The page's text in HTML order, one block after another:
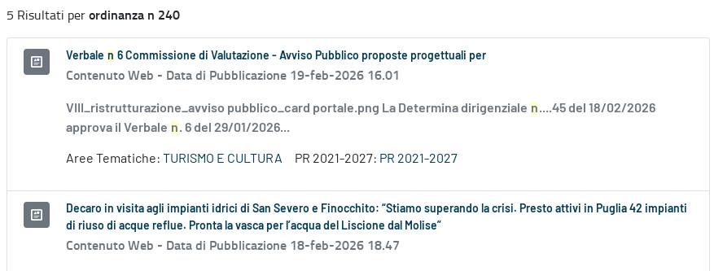
5 Risultati perordinanza n 240
Verbale n 6 Commissione di Valutazione - Avviso Pubblico proposte progettuali per
Contenuto Web - Data di Pubblicazione 19-feb-2026 16.01
VIII_ristrutturazione_avviso pubblico_card portale.png La Determina dirigenziale n....45 del 18/02/2026
approva il Verbale n. 6 del 29/01/2026...
Aree Tematiche: TURISMO E CULTURA PR 2021-2027: PR 2021-2027
Decaro in visita agli impianti idrici di San Severo e Finocchito: “Stiamo superando la crisi. Presto attivi in Puglia 42 impianti
di riuso di acque reflue. Pronta la vasca per l’acqua del Liscione dal Molise”
Contenuto Web - Data di Pubblicazione 18-feb-2026 18.47